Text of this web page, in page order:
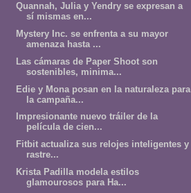
Quannah, Julia y Yendry se expresan a
sí mismas en...
Mystery Inc. se enfrenta a su mayor
amenaza hasta ...
Las cámaras de Paper Shoot son
sostenibles, minima...
Edie y Mona posan en la naturaleza para
la campaña...
Impresionante nuevo tráiler de la
película de cien...
Fitbit actualiza sus relojes inteligentes y
rastre...
Krista Padilla modela estilos
glamourosos para Ha...